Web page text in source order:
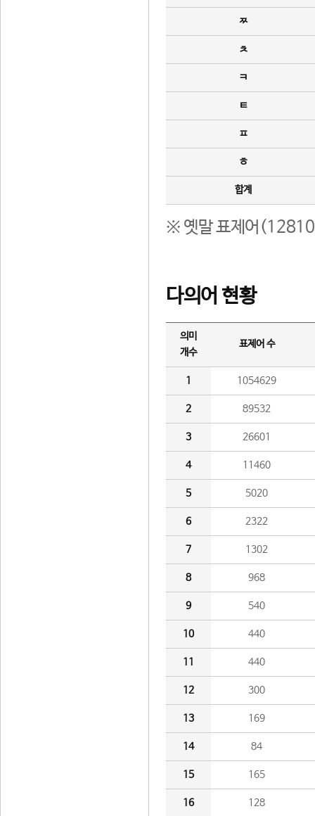
ㅉ
ㅊ
ㅋ
ㅌ
ㅍ
ㅎ
합계
※ 옛말 표제어(12810
다의어 현황
의미
개수
표제어 수
1 1054629
2 89532
3 26601
4 11460
5 5020
6 2322
7 1302
8 968
9 540
10 440
11 440
12 300
13 169
14 84
15 165
16 128